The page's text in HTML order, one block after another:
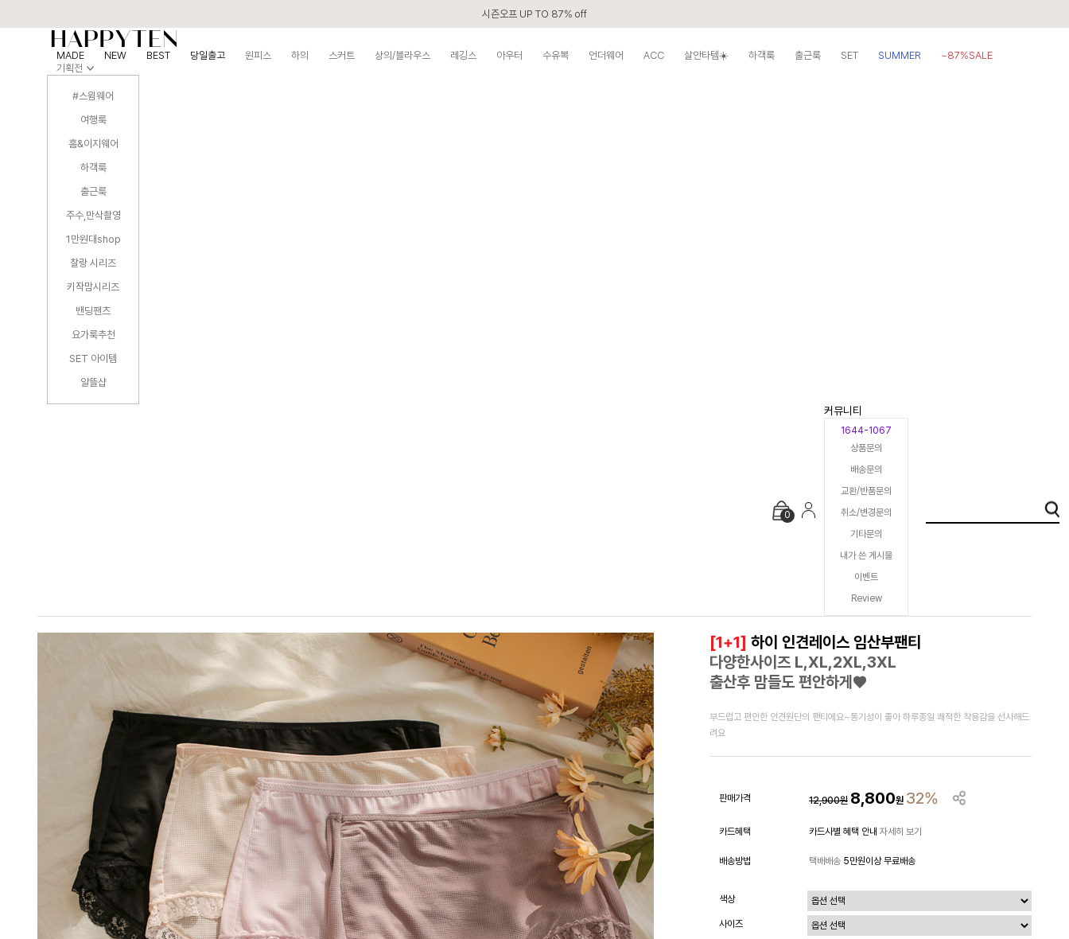
시즌오프 UP TO 87% off
MADE NEW BEST 당일출고 원피스 하의 스커트 상의/블라우스 레깅스 아우터 수유복 언더웨어 ACC 살안타템☀️ 하객룩 출근룩 SET SUMMER
~87%SALE
기획전
#스윔웨어
여행룩
홈&이지웨어
하객룩
출근룩
주수,만삭촬영
1만원대shop
찰랑 시리즈
키작맘시리즈
밴딩팬츠
요가룩추천
SET 아이템
알뜰샵
0
커뮤니티
1644-1067
상품문의
배송문의
교환/반품문의
취소/변경문의
기타문의
내가 쓴 게시물
이벤트
Review
[1+1] 하이 인견레이스 임산부팬티
다양한사이즈 L,XL,2XL,3XL
출산후 맘들도 편안하게♥
부드럽고 편안한 인견원단의 팬티에요~통기성이 좋아 하루종일 쾌적한 착용감을 선사해드
려요
판매가격 12,900원 8,800원 32%
카드혜택 카드사별 혜택 안내 자세히 보기
배송방법 택배배송 5만원이상 무료배송
색상
사이즈